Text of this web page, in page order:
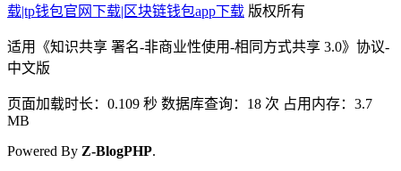
载|tp钱包官网下载|区块链钱包app下载 版权所有
适用《知识共享 署名-非商业性使用-相同方式共享 3.0》协议-
中文版
页面加载时长：0.109 秒 数据库查询：18 次 占用内存：3.7
MB
Powered By Z-BlogPHP.